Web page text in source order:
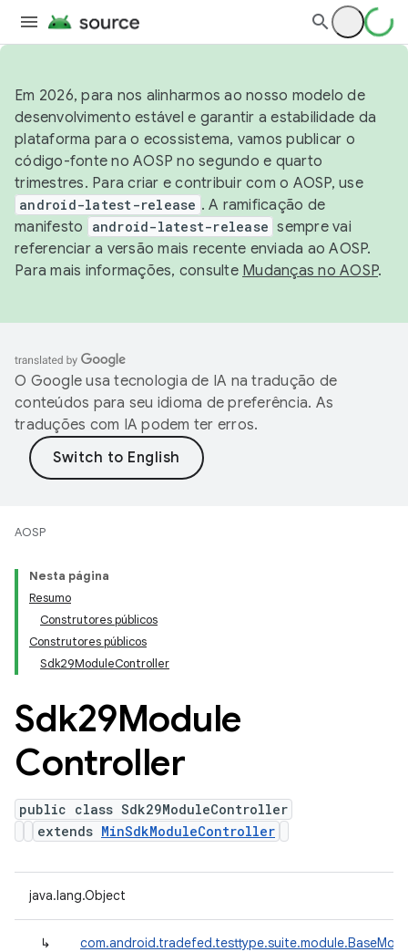
Em 2026, para nos alinharmos ao nosso modelo de
desenvolvimento estável e garantir a estabilidade da
plataforma para o ecossistema, vamos publicar o
código-fonte no AOSP no segundo e quarto
trimestres. Para criar e contribuir com o AOSP, use
android-latest-release . A ramificação de
manifesto
android-latest-release sempre vai
referenciar a versão mais recente enviada ao AOSP.
Para mais informações, consulte Mudanças no AOSP.
O Google usa tecnologia de IA na tradução de
conteúdos para seu idioma de preferência. As
traduções com IA podem ter erros.
AOSP
Nesta página
Resumo
Construtores públicos
Construtores públicos
Sdk29ModuleController
Sdk29Module
Controller
public class Sdk29ModuleController
extends MinSdkModuleController
java.lang.Object
↳